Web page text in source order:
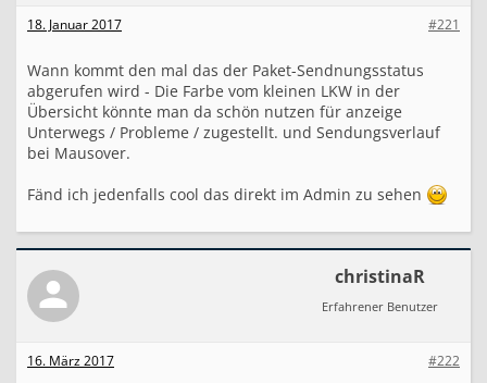
m
W
#221
18. Januar 2017
Wann kommt den mal das der Paket-Sendnungsstatus
abgerufen wird - Die Farbe vom kleinen LKW in der
Übersicht könnte man da schön nutzen für anzeige
Unterwegs / Probleme / zugestellt. und Sendungsverlauf
bei Mausover.
Fänd ich jedenfalls cool das direkt im Admin zu sehen
christinaR
Erfahrener Benutzer
#222
16. März 2017